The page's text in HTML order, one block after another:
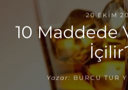
20 EKIM
10 Maddede
Yazar: BURCU TUR